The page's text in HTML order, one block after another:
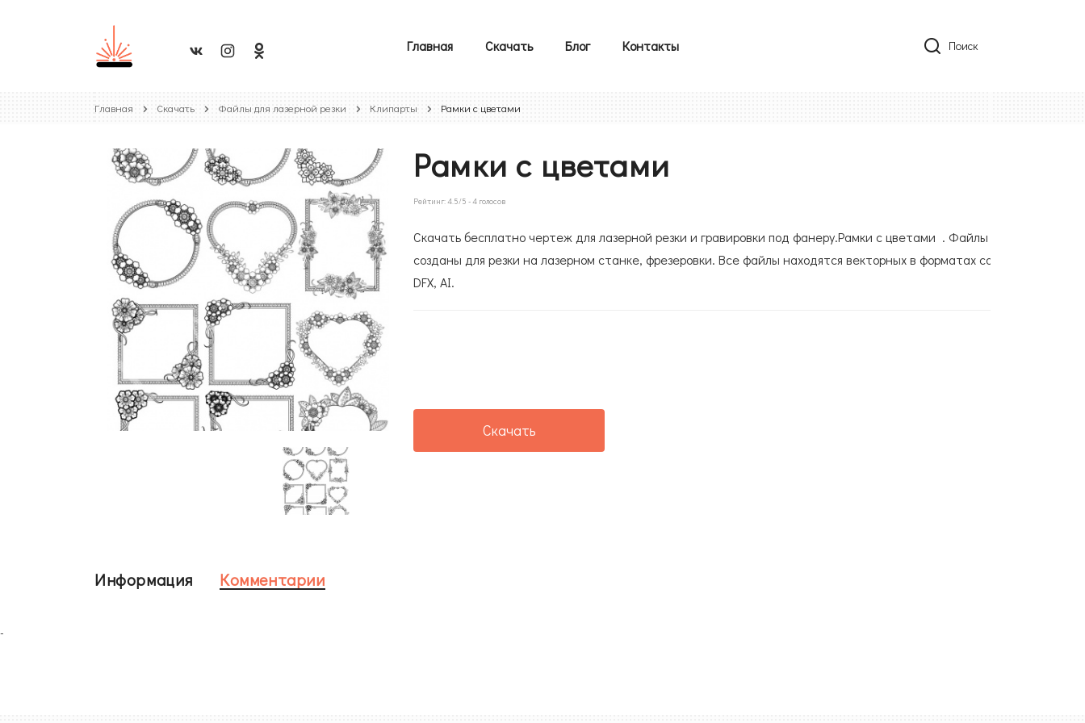
Главная Скачать Блог Контакты Поиск
Главная Скачать Файлы для лазерной резки Клипарты Рамки с цветами
Рамки с цветами
Рейтинг:4.5/5 -4 голосов
Скачать бесплатно чертеж для лазерной резки и гравировки под фанеру.Рамки с цветами . Файлы
созданы для резки на лазерном станке, фрезеровки. Все файлы находятся векторных в форматах cdr,
DFX, AI.
Скачать
Информация Комментарии
-